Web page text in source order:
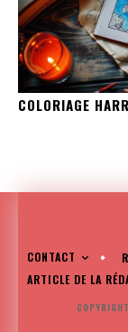
COLORIAGE
CONTACT
ARTICLE DE LA